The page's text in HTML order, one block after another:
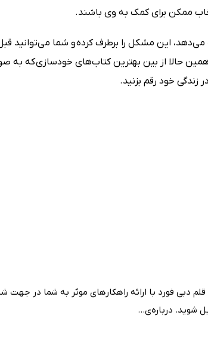
ممکن برای کمک به وی باشند.
این مشکل را برطرف کرده و شما می‌توانید
زندگی خود رقم بزنید.
دبی فورد با ارائه راهکارهای موثر به شما در جهت
شوید. درباره‌ی...